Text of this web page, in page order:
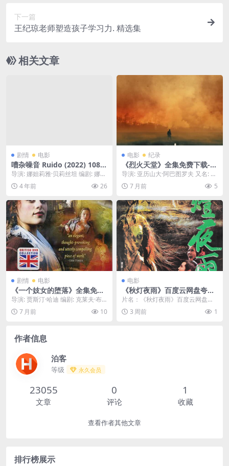
下一篇
王纪琼老师塑造孩子学习力. 精选集
相关文章
剧情 电影
嘈杂噪音 Ruido (2022) 1080
中字
导演: 娜妲莉雅·贝莉丝坦 编剧: 娜妲
莉雅·贝莉丝坦 / Diego Enri...
4 年前 26
电影 纪录
《烈火天堂》全集免费下载-2
025-暗网级稀有度分享 – 剧
情/惊悚 – [瑞士][夸克/百度云]
导演: 亚历山大·阿巴图罗夫 又名: 风
林火山自救队(港) 资源下载：烈火
天堂下...
7 月前 5
剧情 电影
《一个妓女的堕落》全集免费
下载-2006-暗网级稀有度 – 剧
情/伦理 – [英国][夸克网盘/百
度网盘]
导演: 贾斯汀·哈迪 编剧: 克莱夫·布
拉德利 资源下载：一个妓女的堕落
下载阿里...
7 月前 10
电影
《秋灯夜雨》百度云网盘夸克
下载.阿里云盘.中字.(1974)
片名：《秋灯夜雨》百度云网盘夸
克下载.阿里云盘.中字.(1974) 分
类：电影 ...
3 周前 1
作者信息
泊客
等级 永久会员
23055
文章
0
评论
1
收藏
查看作者其他文章
排行榜展示